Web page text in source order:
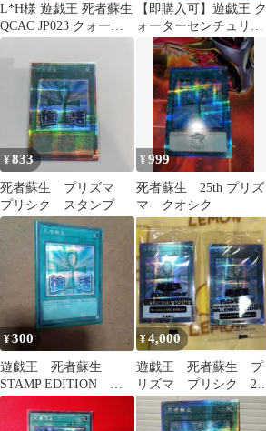
L*H様 遊戯王 死者蘇生
QCAC JP023 クォータ
ーセンチュリー
【即購入可】遊戯王 ク
ォーターセンチュリー
アートコレクション 死
者蘇生
¥833
死者蘇生 プリズマ
プリシク スタンプ
¥999
死者蘇生 25th プリズ
マ クオシク
¥300
遊戯王 死者蘇生
STAMP EDITION シ
ク
¥4,000
遊戯王 死者蘇生 プ
リズマ プリシク 2点
セット